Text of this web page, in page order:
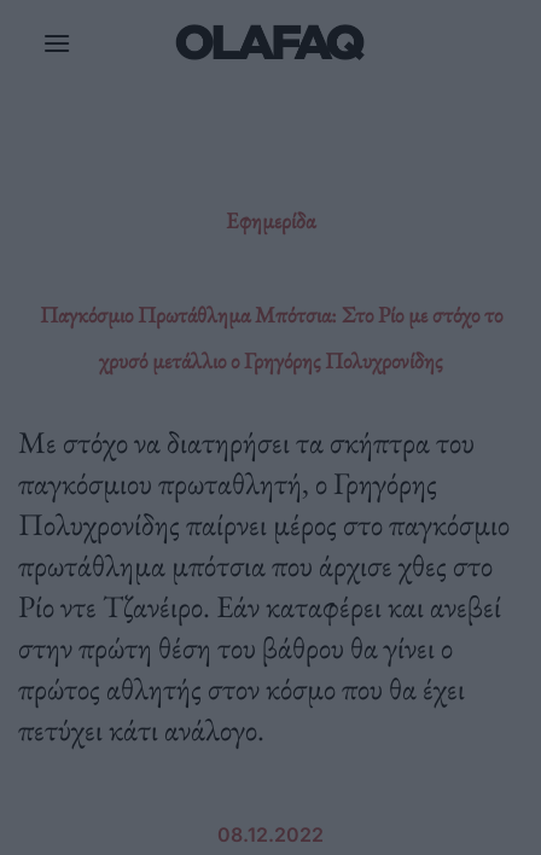
Εφημερίδα
Παγκόσμιο Πρωτάθλημα Μπότσια: Στο Ρίο με στόχο το
χρυσό μετάλλιο ο Γρηγόρης Πολυχρονίδης
Με στόχο να διατηρήσει τα σκήπτρα του
παγκόσμιου πρωταθλητή, ο Γρηγόρης
Πολυχρονίδης παίρνει μέρος στο παγκόσμιο
πρωτάθλημα μπότσια που άρχισε χθες στο
Ρίο ντε Τζανέιρο. Εάν καταφέρει και ανεβεί
στην πρώτη θέση του βάθρου θα γίνει ο
πρώτος αθλητής στον κόσμο που θα έχει
πετύχει κάτι ανάλογο.
08.12.2022